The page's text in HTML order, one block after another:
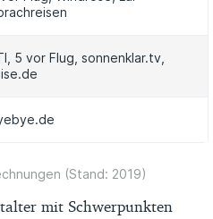
5 vor Flug, sonnenklar.tv,
(Stand: 2019)
mit Schwerpunkten